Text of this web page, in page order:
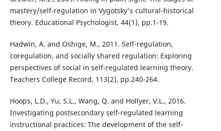
mastery/self-regulation in Vygotsky's cultural-historical
theory. Educational Psychologist, 44(1), pp.1-19.
Hadwin, A. and Oshige, M., 2011. Self-regulation,
coregulation, and socially shared regulation: Exploring
perspectives of social in self-regulated learning theory.
Teachers College Record, 113(2), pp.240-264.
Hoops, L.D., Yu, S.L., Wang, Q. and Hollyer, V.L., 2016.
Investigating postsecondary self-regulated learning
instructional practices: The development of the self-